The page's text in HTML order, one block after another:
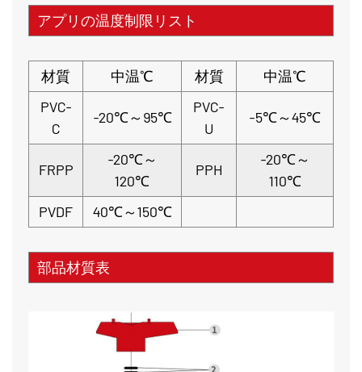
アプリの温度制限リスト
材質 中温℃ 材質
中温℃
PVC-
C
-20℃～95℃
PVC-
U
-5℃～45℃
FRPP
-20℃～
120℃
PPH
-20℃～
110℃
PVDF
40℃～150℃
部品材質表